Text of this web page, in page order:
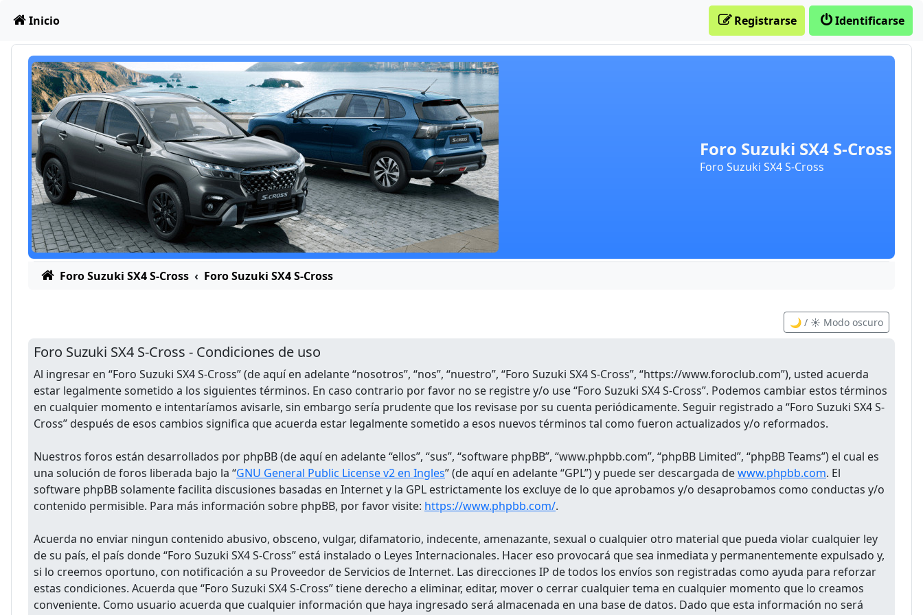
Obviar
Foro Suzuki SX4 S-Cross
Foro Suzuki SX4 S-Cross
Inicio Identificarse
Registrarse
Foro Suzuki SX4 S-Cross Foro Suzuki SX4 S-Cross
🌙 / ☀️ Modo oscuro
Foro Suzuki SX4 S-Cross - Condiciones de uso
Al ingresar en “Foro Suzuki SX4 S-Cross” (de aquí en adelante “nosotros”, “nos”, “nuestro”, “Foro Suzuki SX4 S-Cross”, “https://www.foroclub.com”), usted acuerda
estar legalmente sometido a los siguientes términos. En caso contrario por favor no se registre y/o use “Foro Suzuki SX4 S-Cross”. Podemos cambiar estos términos
en cualquier momento e intentaríamos avisarle, sin embargo sería prudente que los revisase por su cuenta periódicamente. Seguir registrado a “Foro Suzuki SX4 S-
Cross” después de esos cambios significa que acuerda estar legalmente sometido a esos nuevos términos tal como fueron actualizados y/o reformados.
Nuestros foros están desarrollados por phpBB (de aquí en adelante “ellos”, “sus”, “software phpBB”, “www.phpbb.com”, “phpBB Limited”, “phpBB Teams”) el cual es
una solución de foros liberada bajo la “GNU General Public License v2 en Ingles” (de aquí en adelante “GPL”) y puede ser descargada dewww.phpbb.com. El
software phpBB solamente facilita discusiones basadas en Internet y la GPL estrictamente los excluye de lo que aprobamos y/o desaprobamos como conductas y/o
contenido permisible. Para más información sobre phpBB, por favor visite: https://www.phpbb.com/.
Acuerda no enviar ningun contenido abusivo, obsceno, vulgar, difamatorio, indecente, amenazante, sexual o cualquier otro material que pueda violar cualquier ley
de su país, el país donde “Foro Suzuki SX4 S-Cross” está instalado o Leyes Internacionales. Hacer eso provocará que sea inmediata y permanentemente expulsado y,
si lo creemos oportuno, con notificación a su Proveedor de Servicios de Internet. Las direcciones IP de todos los envíos son registradas como ayuda para reforzar
estas condiciones. Acuerda que “Foro Suzuki SX4 S-Cross” tiene derecho a eliminar, editar, mover o cerrar cualquier tema en cualquier momento que lo creamos
conveniente. Como usuario acuerda que cualquier información que haya ingresado será almacenada en una base de datos. Dado que esta información no será